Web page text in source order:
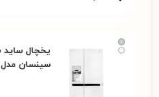
سینسان مدل SXI30-10